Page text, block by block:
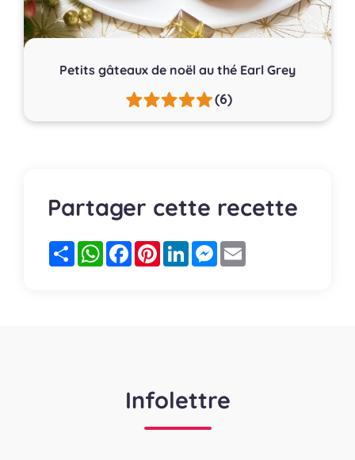
Petits gâteaux de noël au thé Earl Grey
(6)
Partager cette recette
PartagerWhatsApp
FacebookPinterestLinkedInMessenger
Infolettre